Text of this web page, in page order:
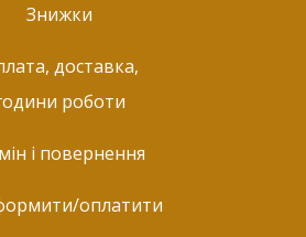
Знижки
доставка,
роботи
і повернення
оплатити